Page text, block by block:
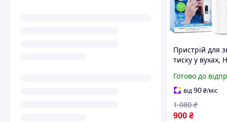
Пристрій для
тиску у вухах,
розблокування
євстахієвої
допомагає
збалансувати
Готово до
від90₴/міс
900₴
1 080 ₴